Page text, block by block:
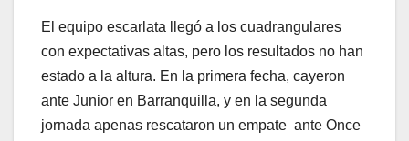
El equipo escarlata llegó a los cuadrangulares
con expectativas altas, pero los resultados no han
estado a la altura. En la primera fecha, cayeron
ante Junior en Barranquilla, y en la segunda
jornada apenas rescataron un empate ante Once